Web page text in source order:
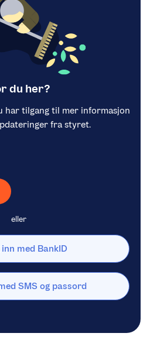
du her?
har tilgang til mer informasjon
fra styret.
eller
inn med BankID
SMS og passord